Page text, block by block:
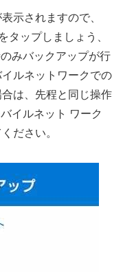
示されますので、
タップしましょう、
みバックアップが行
ルネットワークでの
は、先程と同じ操作
イルネット ワーク
ださい。